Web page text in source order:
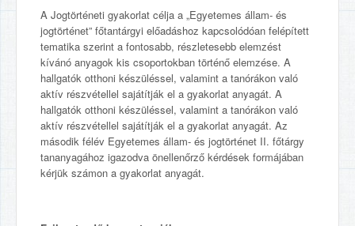
A Jogtörténeti gyakorlat célja a „Egyetemes állam- és
jogtörténet” főtantárgyi előadáshoz kapcsolódóan felépített
tematika szerint a fontosabb, részletesebb elemzést
kívánó anyagok kis csoportokban történő elemzése. A
hallgatók otthoni készüléssel, valamint a tanórákon való
aktív részvétellel sajátítják el a gyakorlat anyagát. A
hallgatók otthoni készüléssel, valamint a tanórákon való
aktív részvétellel sajátítják el a gyakorlat anyagát. Az
második félév Egyetemes állam- és jogtörténet II. főtárgy
tananyagához igazodva önellenőrző kérdések formájában
kérjük számon a gyakorlat anyagát.